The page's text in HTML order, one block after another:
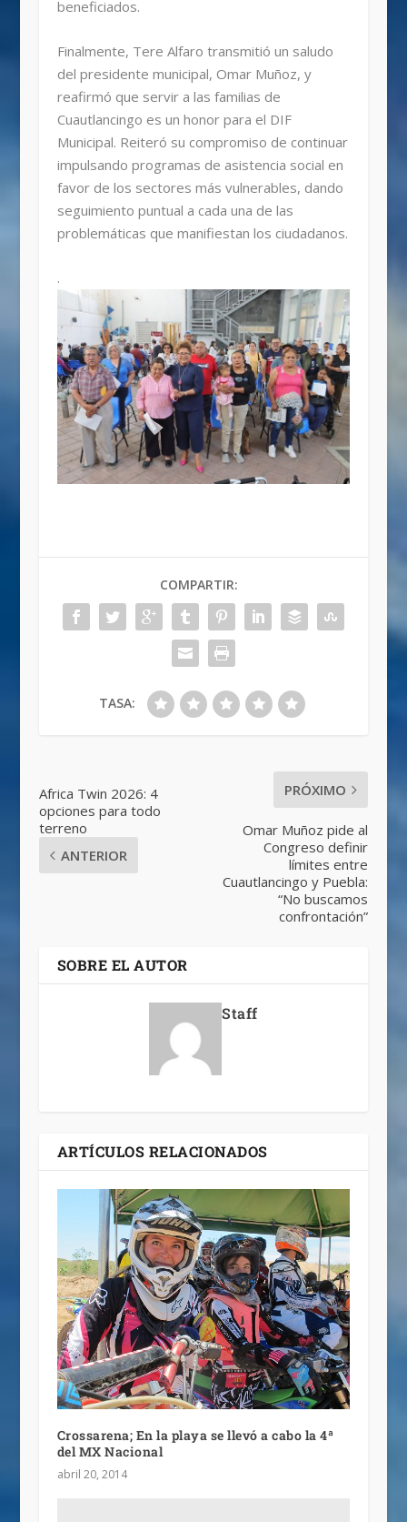
beneficiados.
Finalmente, Tere Alfaro transmitió un saludo
del presidente municipal, Omar Muñoz, y
reafirmó que servir a las familias de
Cuautlancingo es un honor para el DIF
Municipal. Reiteró su compromiso de continuar
impulsando programas de asistencia social en
favor de los sectores más vulnerables, dando
seguimiento puntual a cada una de las
problemáticas que manifiestan los ciudadanos.
.
COMPARTIR:
TASA:
Africa Twin 2026: 4
opciones para todo
terreno
ANTERIOR
PRÓXIMO
Omar Muñoz pide al
Congreso definir
límites entre
Cuautlancingo y Puebla:
“No buscamos
confrontación”
SOBRE EL AUTOR
Staff
ARTÍCULOS RELACIONADOS
Crossarena; En la playa se llevó a cabo la 4ª
del MX Nacional
abril 20, 2014